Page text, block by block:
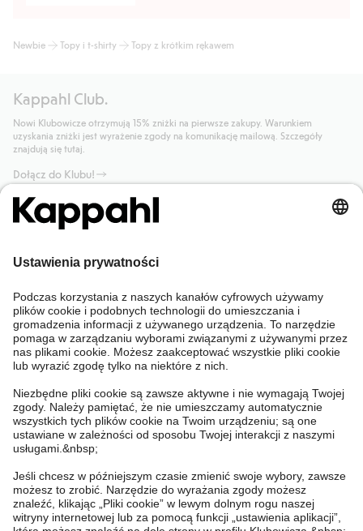
Newbie Topy i t-shirty Topy z krótkim rękawem
Kappahl Club.
Nowi Klubowicze otrzymują 15% zniżki na pierwsze zakupy. Warunkiem
uzyskania zniżki jest wyrażenie zgody na komunikację mailową. Szczegóły
znajdują się tutaj.
Dołącz do Klubu!
Potrzebujesz pomocy?
Sklep internetowy
Częste pytania
Twoje zamówienie
Skontaktuj się z nami
Znajdź sklep
Kappahl Club
Mój profil
Kappahl Club
Warunki członkostwa
O nas
O Kappahl Group
Zrównoważony rozwój
Praca u nas
Warunki i zasady
Ogólne warunki zakupu
Więcej od nas